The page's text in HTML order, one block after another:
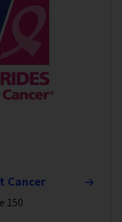
Cancer
150